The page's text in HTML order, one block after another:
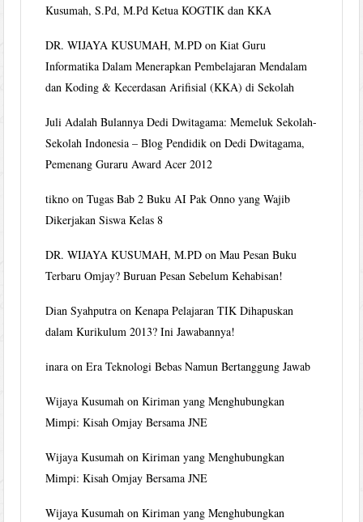
Kusumah, S.Pd, M.Pd Ketua KOGTIK dan KKA
DR. WIJAYA KUSUMAH, M.PD onKiat Guru
Informatika Dalam Menerapkan Pembelajaran Mendalam
dan Koding & Kecerdasan Arifisial (KKA) di Sekolah
Juli Adalah Bulannya Dedi Dwitagama: Memeluk Sekolah-
Sekolah Indonesia – Blog Pendidik onDedi Dwitagama,
Pemenang Guraru Award Acer 2012
tikno onTugas Bab 2 Buku AI Pak Onno yang Wajib
Dikerjakan Siswa Kelas 8
DR. WIJAYA KUSUMAH, M.PD onMau Pesan Buku
Terbaru Omjay? Buruan Pesan Sebelum Kehabisan!
Dian Syahputra onKenapa Pelajaran TIK Dihapuskan
dalam Kurikulum 2013? Ini Jawabannya!
inara onEra Teknologi Bebas Namun Bertanggung Jawab
Wijaya Kusumah onKiriman yang Menghubungkan
Mimpi: Kisah Omjay Bersama JNE
Wijaya Kusumah onKiriman yang Menghubungkan
Mimpi: Kisah Omjay Bersama JNE
Wijaya Kusumah onKiriman yang Menghubungkan